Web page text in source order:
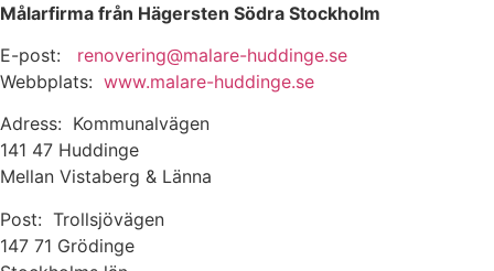
Målarfirma från Hägersten Södra Stockholm
E-post: renovering@malare-huddinge.se
Webbplats: www.malare-huddinge.se
Adress: Kommunalvägen
141 47 Huddinge
Mellan Vistaberg & Länna
Post: Trollsjövägen
147 71 Grödinge